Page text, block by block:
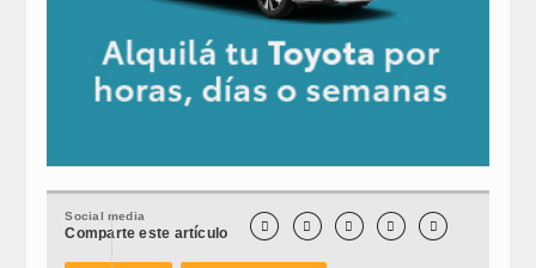
Social media
Comparte este artículo     